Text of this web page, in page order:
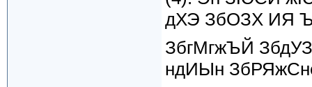
дХЭ ЗбОЗХ ИЯ
ЗбгМгжЪЙ
ндИЫн